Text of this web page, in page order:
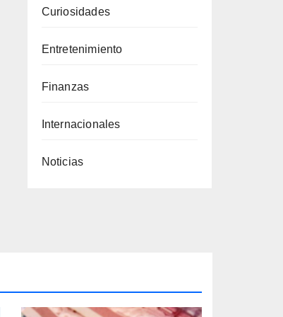
Curiosidades
Entretenimiento
Finanzas
Internacionales
Noticias